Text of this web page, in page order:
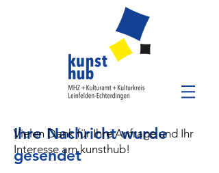
Ihre Nachricht wurde
gesendet
Vielen Dank für Ihre Anfrage und Ihr
Interesse am kunsthub!